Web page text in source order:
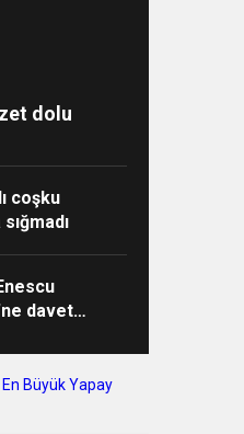
dolu
coşku
davet
İDSO
yurda döndü